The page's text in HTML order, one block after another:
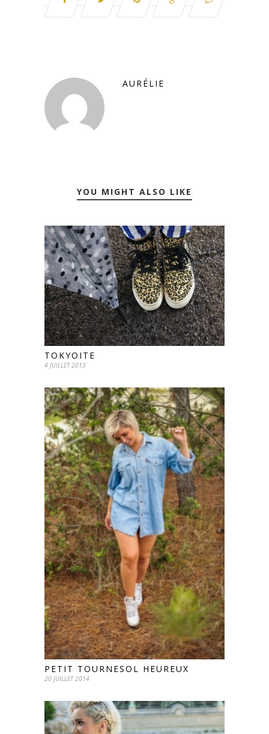
AURÉLIE
YOU MIGHT ALSO LIKE
TOKYOITE
4 JUILLET 2013
PETIT TOURNESOL HEUREUX
20 JUILLET 2014